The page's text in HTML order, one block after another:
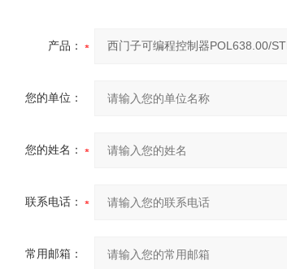
产品：
您的单位：
您的姓名：
联系电话：
常用邮箱：